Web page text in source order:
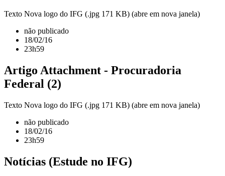
Texto Nova logo do IFG (.jpg 171 KB) (abre em nova janela)
não publicado
18/02/16
23h59
Artigo Attachment - Procuradoria
Federal (2)
Texto Nova logo do IFG (.jpg 171 KB) (abre em nova janela)
não publicado
18/02/16
23h59
Notícias (Estude no IFG)